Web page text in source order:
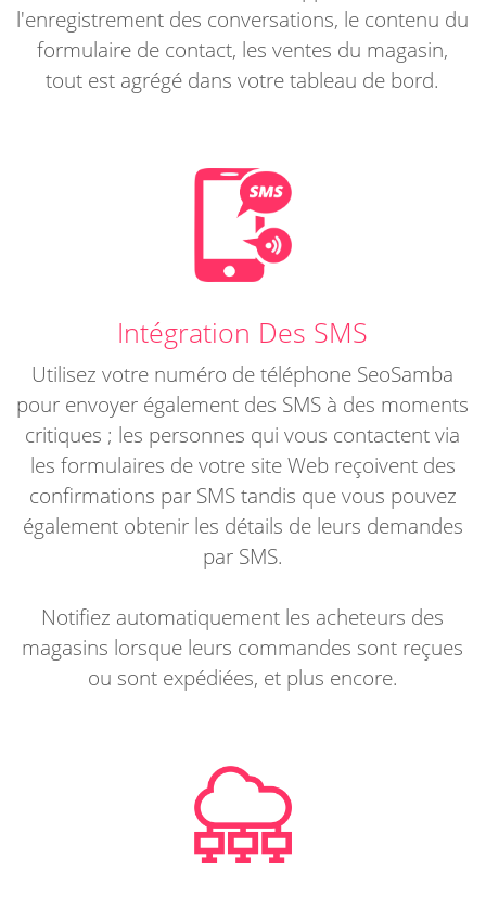
l'enregistrement des conversations, le contenu du
formulaire de contact, les ventes du magasin,
tout est agrégé dans votre tableau de bord.
Intégration Des SMS
Utilisez votre numéro de téléphone SeoSamba
pour envoyer également des SMS à des moments
critiques ; les personnes qui vous contactent via
les formulaires de votre site Web reçoivent des
confirmations par SMS tandis que vous pouvez
également obtenir les détails de leurs demandes
par SMS.
Notifiez automatiquement les acheteurs des
magasins lorsque leurs commandes sont reçues
ou sont expédiées, et plus encore.